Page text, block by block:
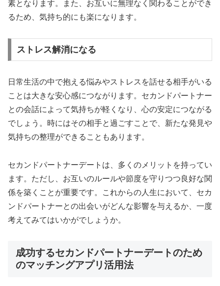
素となります。また、お互いに無理なく関わることができ
るため、気持ち的にも楽になります。
ストレス解消になる
日常生活の中で抱える悩みやストレスを話せる相手がいる
ことは大きな安心感につながります。セカンドパートナー
との会話によって気持ちが軽くなり、心の安定につながる
でしょう。時にはその相手と過ごすことで、新たな発見や
気持ちの整理ができることもあります。
セカンドパートナーデートは、多くのメリットを持ってい
ます。ただし、お互いのルールや節度を守りつつ良好な関
係を築くことが重要です。これからの人生において、セカ
ンドパートナーとの出会いがどんな影響を与えるか、一度
考えてみてはいかがでしょうか。
成功するセカンドパートナーデートのため
のマッチングアプリ活用法